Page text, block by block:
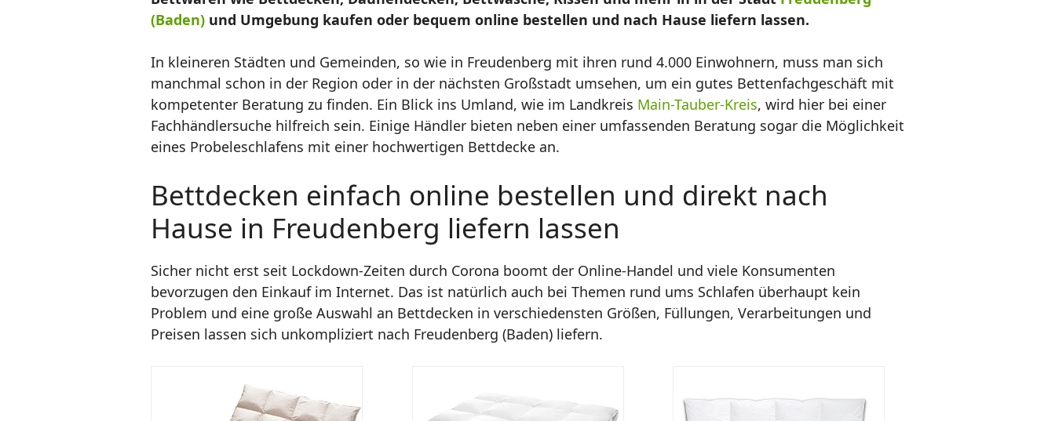
(Baden) und Umgebung kaufen oder bequem online bestellen und nach Hause liefern lassen.
In kleineren Städten und Gemeinden, so wie in Freudenberg mit ihren rund 4.000 Einwohnern, muss man sich
manchmal schon in der Region oder in der nächsten Großstadt umsehen, um ein gutes Bettenfachgeschäft mit
kompetenter Beratung zu finden. Ein Blick ins Umland, wie im Landkreis Main-Tauber-Kreis, wird hier bei einer
Fachhändlersuche hilfreich sein. Einige Händler bieten neben einer umfassenden Beratung sogar die Möglichkeit
eines Probeleschlafens mit einer hochwertigen Bettdecke an.
Bettdecken einfach online bestellen und direkt nach
Hause in Freudenberg liefern lassen
Sicher nicht erst seit Lockdown-Zeiten durch Corona boomt der Online-Handel und viele Konsumenten
bevorzugen den Einkauf im Internet. Das ist natürlich auch bei Themen rund ums Schlafen überhaupt kein
Problem und eine große Auswahl an Bettdecken in verschiedensten Größen, Füllungen, Verarbeitungen und
Preisen lassen sich unkompliziert nach Freudenberg (Baden) liefern.